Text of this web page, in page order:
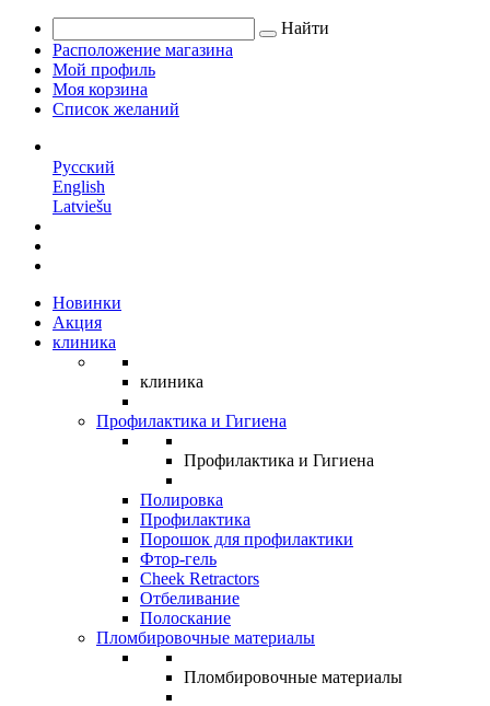
Найти
Расположение магазина
Мой профиль
Моя корзина
Список желаний
Русский
English
Latviešu
Новинки
Акция
клиника
клиника
Профилактика и Гигиена
Профилактика и Гигиена
Полировка
Профилактика
Порошок для профилактики
Фтор-гель
Cheek Retractors
Отбеливание
Полоскание
Пломбировочные материалы
Пломбировочные материалы